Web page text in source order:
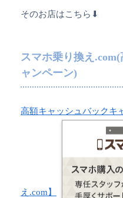
そのお店はこちら⬇︎
スマホ乗り換え
ャンペーン)
高額キャッシュバックキ
え.com】